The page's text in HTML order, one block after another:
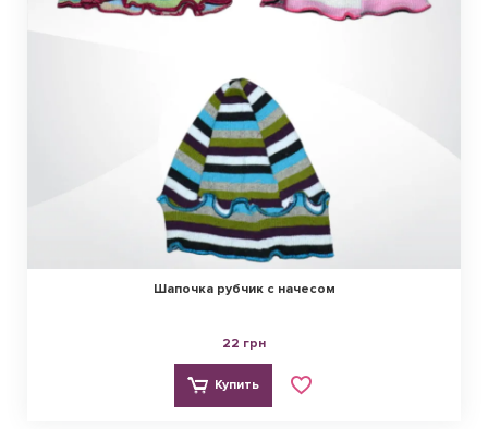
Шапочка рубчик с начесом
22 грн
Купить